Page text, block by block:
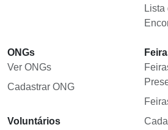
Lista
ONGs
Ver ONGs
Cadastrar ONG
Voluntários